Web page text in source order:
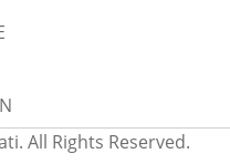
All Rights Reserved.